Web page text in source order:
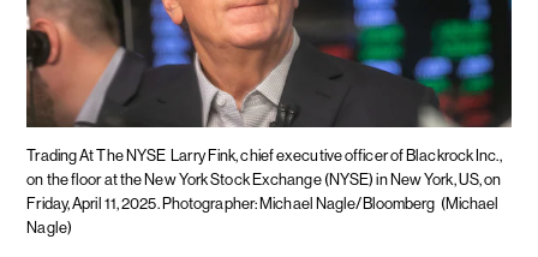
Trading At The NYSE Larry Fink, chief executive officer of Blackrock Inc.,
on the floor at the New York Stock Exchange (NYSE) in New York, US, on
Friday, April 11, 2025. Photographer: Michael Nagle/Bloomberg (Michael
Nagle)